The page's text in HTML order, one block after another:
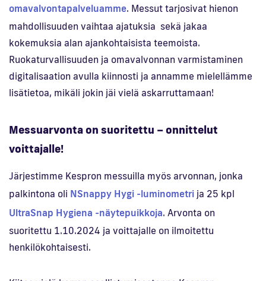
omavalvontapalveluamme. Messut tarjosivat hienon
mahdollisuuden vaihtaa ajatuksia sekä jakaa
kokemuksia alan ajankohtaisista teemoista.
Ruokaturvallisuuden ja omavalvonnan varmistaminen
digitalisaation avulla kiinnosti ja annamme mielellämme
lisätietoa, mikäli jokin jäi vielä askarruttamaan!
Messuarvonta on suoritettu – onnittelut
voittajalle!
Järjestimme Kespron messuilla myös arvonnan, jonka
palkintona oli NSnappy Hygi -luminometri ja 25 kpl
UltraSnap Hygiena -näytepuikkoja. Arvonta on
suoritettu 1.10.2024 ja voittajalle on ilmoitettu
henkilökohtaisesti.